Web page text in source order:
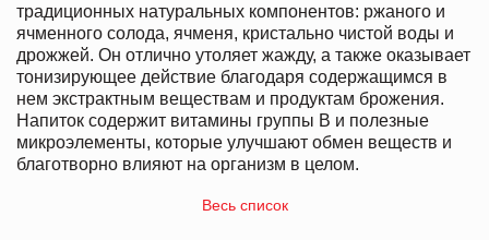
традиционных натуральных компонентов: ржаного и
ячменного солода, ячменя, кристально чистой воды и
дрожжей. Он отлично утоляет жажду, а также оказывает
тонизирующее действие благодаря содержащимся в
нем экстрактным веществам и продуктам брожения.
Напиток содержит витамины группы В и полезные
микроэлементы, которые улучшают обмен веществ и
благотворно влияют на организм в целом.
Весь список